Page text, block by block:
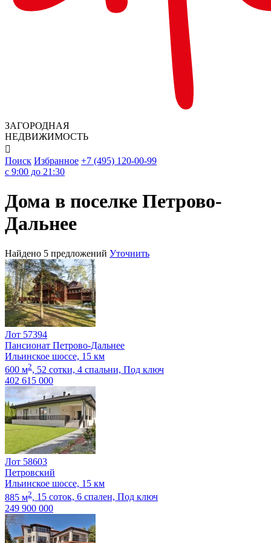
ЗАГОРОДНАЯ
НЕДВИЖИМОСТЬ

Поиск Избранное +7 (495) 120-00-99
c 9:00 до 21:30
Дома в поселке Петрово-
Дальнее
Найдено 5 предложений Уточнить
Лот 57394
Пансионат Петрово-Дальнее
Ильинское шоссе, 15 км
600 м2, 52 сотки, 4 спальни, Под ключ
402 615 000
Лот 58603
Петровский
Ильинское шоссе, 15 км
885 м2, 15 соток, 6 спален, Под ключ
249 900 000